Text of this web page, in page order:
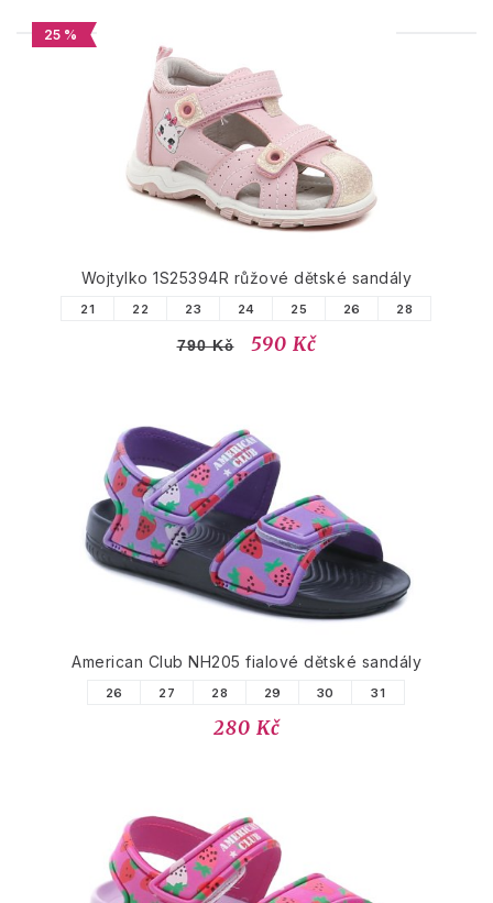
PODOBNÉ PRODUKTY
25 %
Wojtylko 1S25394R růžové dětské sandály
21 22 23 24 25 26 28
790 Kč 590 Kč
American Club NH205 fialové dětské sandály
26 27 28 29 30 31
280 Kč